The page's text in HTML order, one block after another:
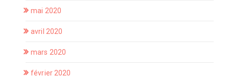
mai 2020
avril 2020
mars 2020
février 2020